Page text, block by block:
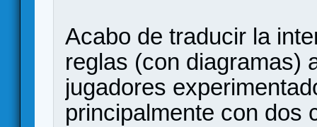
Acabo de traducir la
reglas (con diagramas)
jugadores
principalmente con dos